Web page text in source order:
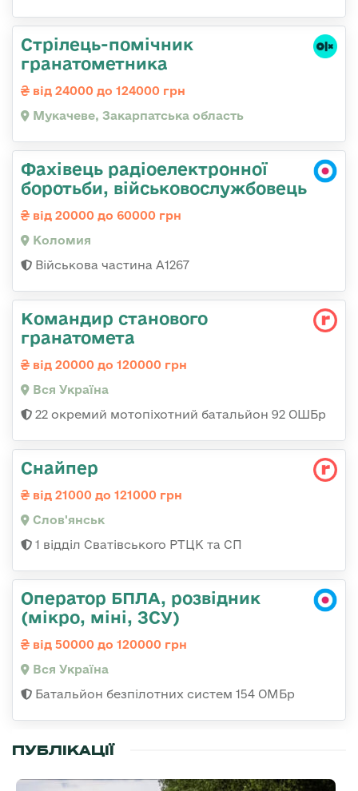
Стрілець-помічник
гранатометника
від 24000 до 124000 грн
Мукачеве, Закарпатська область
Фахівець радіоелектронної
боротьби, військовослужбовець
від 20000 до 60000 грн
Коломия
Військова частина А1267
Командир станового
гранатомета
від 20000 до 120000 грн
Вся Україна
22 окремий мотопіхотний батальйон 92 ОШБр
Снайпер
від 21000 до 121000 грн
Слов'янськ
1 відділ Сватівського РТЦК та СП
Оператор БПЛА, розвідник
(мікро, міні, ЗСУ)
від 50000 до 120000 грн
Вся Україна
Батальйон безпілотних систем 154 ОМБр
ПУБЛІКАЦІЇ